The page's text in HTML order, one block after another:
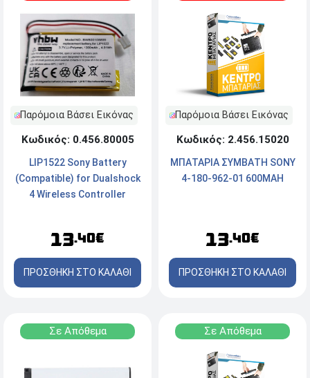
Παρόμοια Βάσει Εικόνας
Κωδικός: 0.456.80005
LIP1522 Sony Battery
(Compatible) for Dualshock
4 Wireless Controller
13.40€
ΠΡΟΣΘΗΚΗ ΣΤΟ ΚΑΛΑΘΙ
Παρόμοια Βάσει Εικόνας
Κωδικός: 2.456.15020
ΜΠΑΤΑΡΙΑ ΣΥΜΒΑΤΗ SONY
4-180-962-01 600MAH
13.40€
ΠΡΟΣΘΗΚΗ ΣΤΟ ΚΑΛΑΘΙ
Σε Απόθεμα Σε Απόθεμα